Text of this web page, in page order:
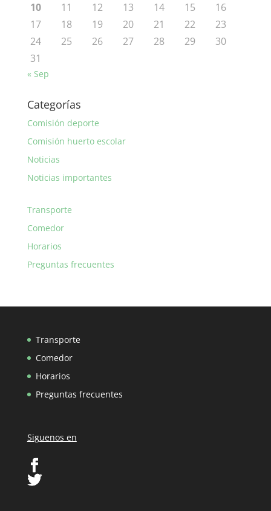
10
11 12 13 14 15
16
17
18 19 20 21 22
23
24
25 26 27 28 29
30
31
« Sep
Categorías
Comisión deporte
Comisión huerto escolar
Noticias
Noticias importantes
Transporte
Comedor
Horarios
Preguntas frecuentes
Transporte
Comedor
Horarios
Preguntas frecuentes
Siguenos en